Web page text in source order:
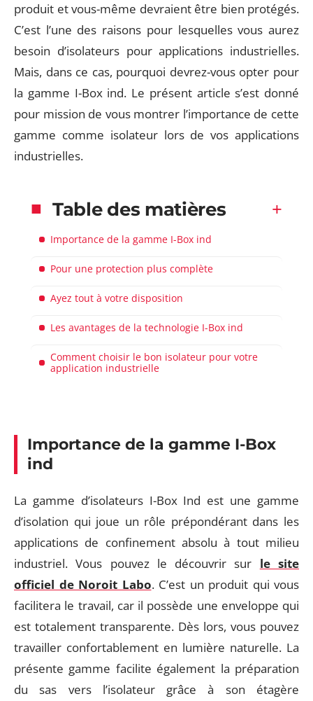
produit et vous-même devraient être bien protégés.
C’est l’une des raisons pour lesquelles vous aurez
besoin d’isolateurs pour applications industrielles.
Mais, dans ce cas, pourquoi devrez-vous opter pour
la gamme I-Box ind. Le présent article s’est donné
pour mission de vous montrer l’importance de cette
gamme comme isolateur lors de vos applications
industrielles.
Table des matières
Importance de la gamme I-Box ind
Pour une protection plus complète
Ayez tout à votre disposition
Les avantages de la technologie I-Box ind
Comment choisir le bon isolateur pour votre
application industrielle
Importance de la gamme I-Box
ind
La gamme d’isolateurs I-Box Ind est une gamme
d’isolation qui joue un rôle prépondérant dans les
applications de confinement absolu à tout milieu
industriel. Vous pouvez le découvrir sur le site
officiel de Noroit Labo. C’est un produit qui vous
facilitera le travail, car il possède une enveloppe qui
est totalement transparente. Dès lors, vous pouvez
travailler confortablement en lumière naturelle. La
présente gamme facilite également la préparation
du sas vers l’isolateur grâce à son étagère